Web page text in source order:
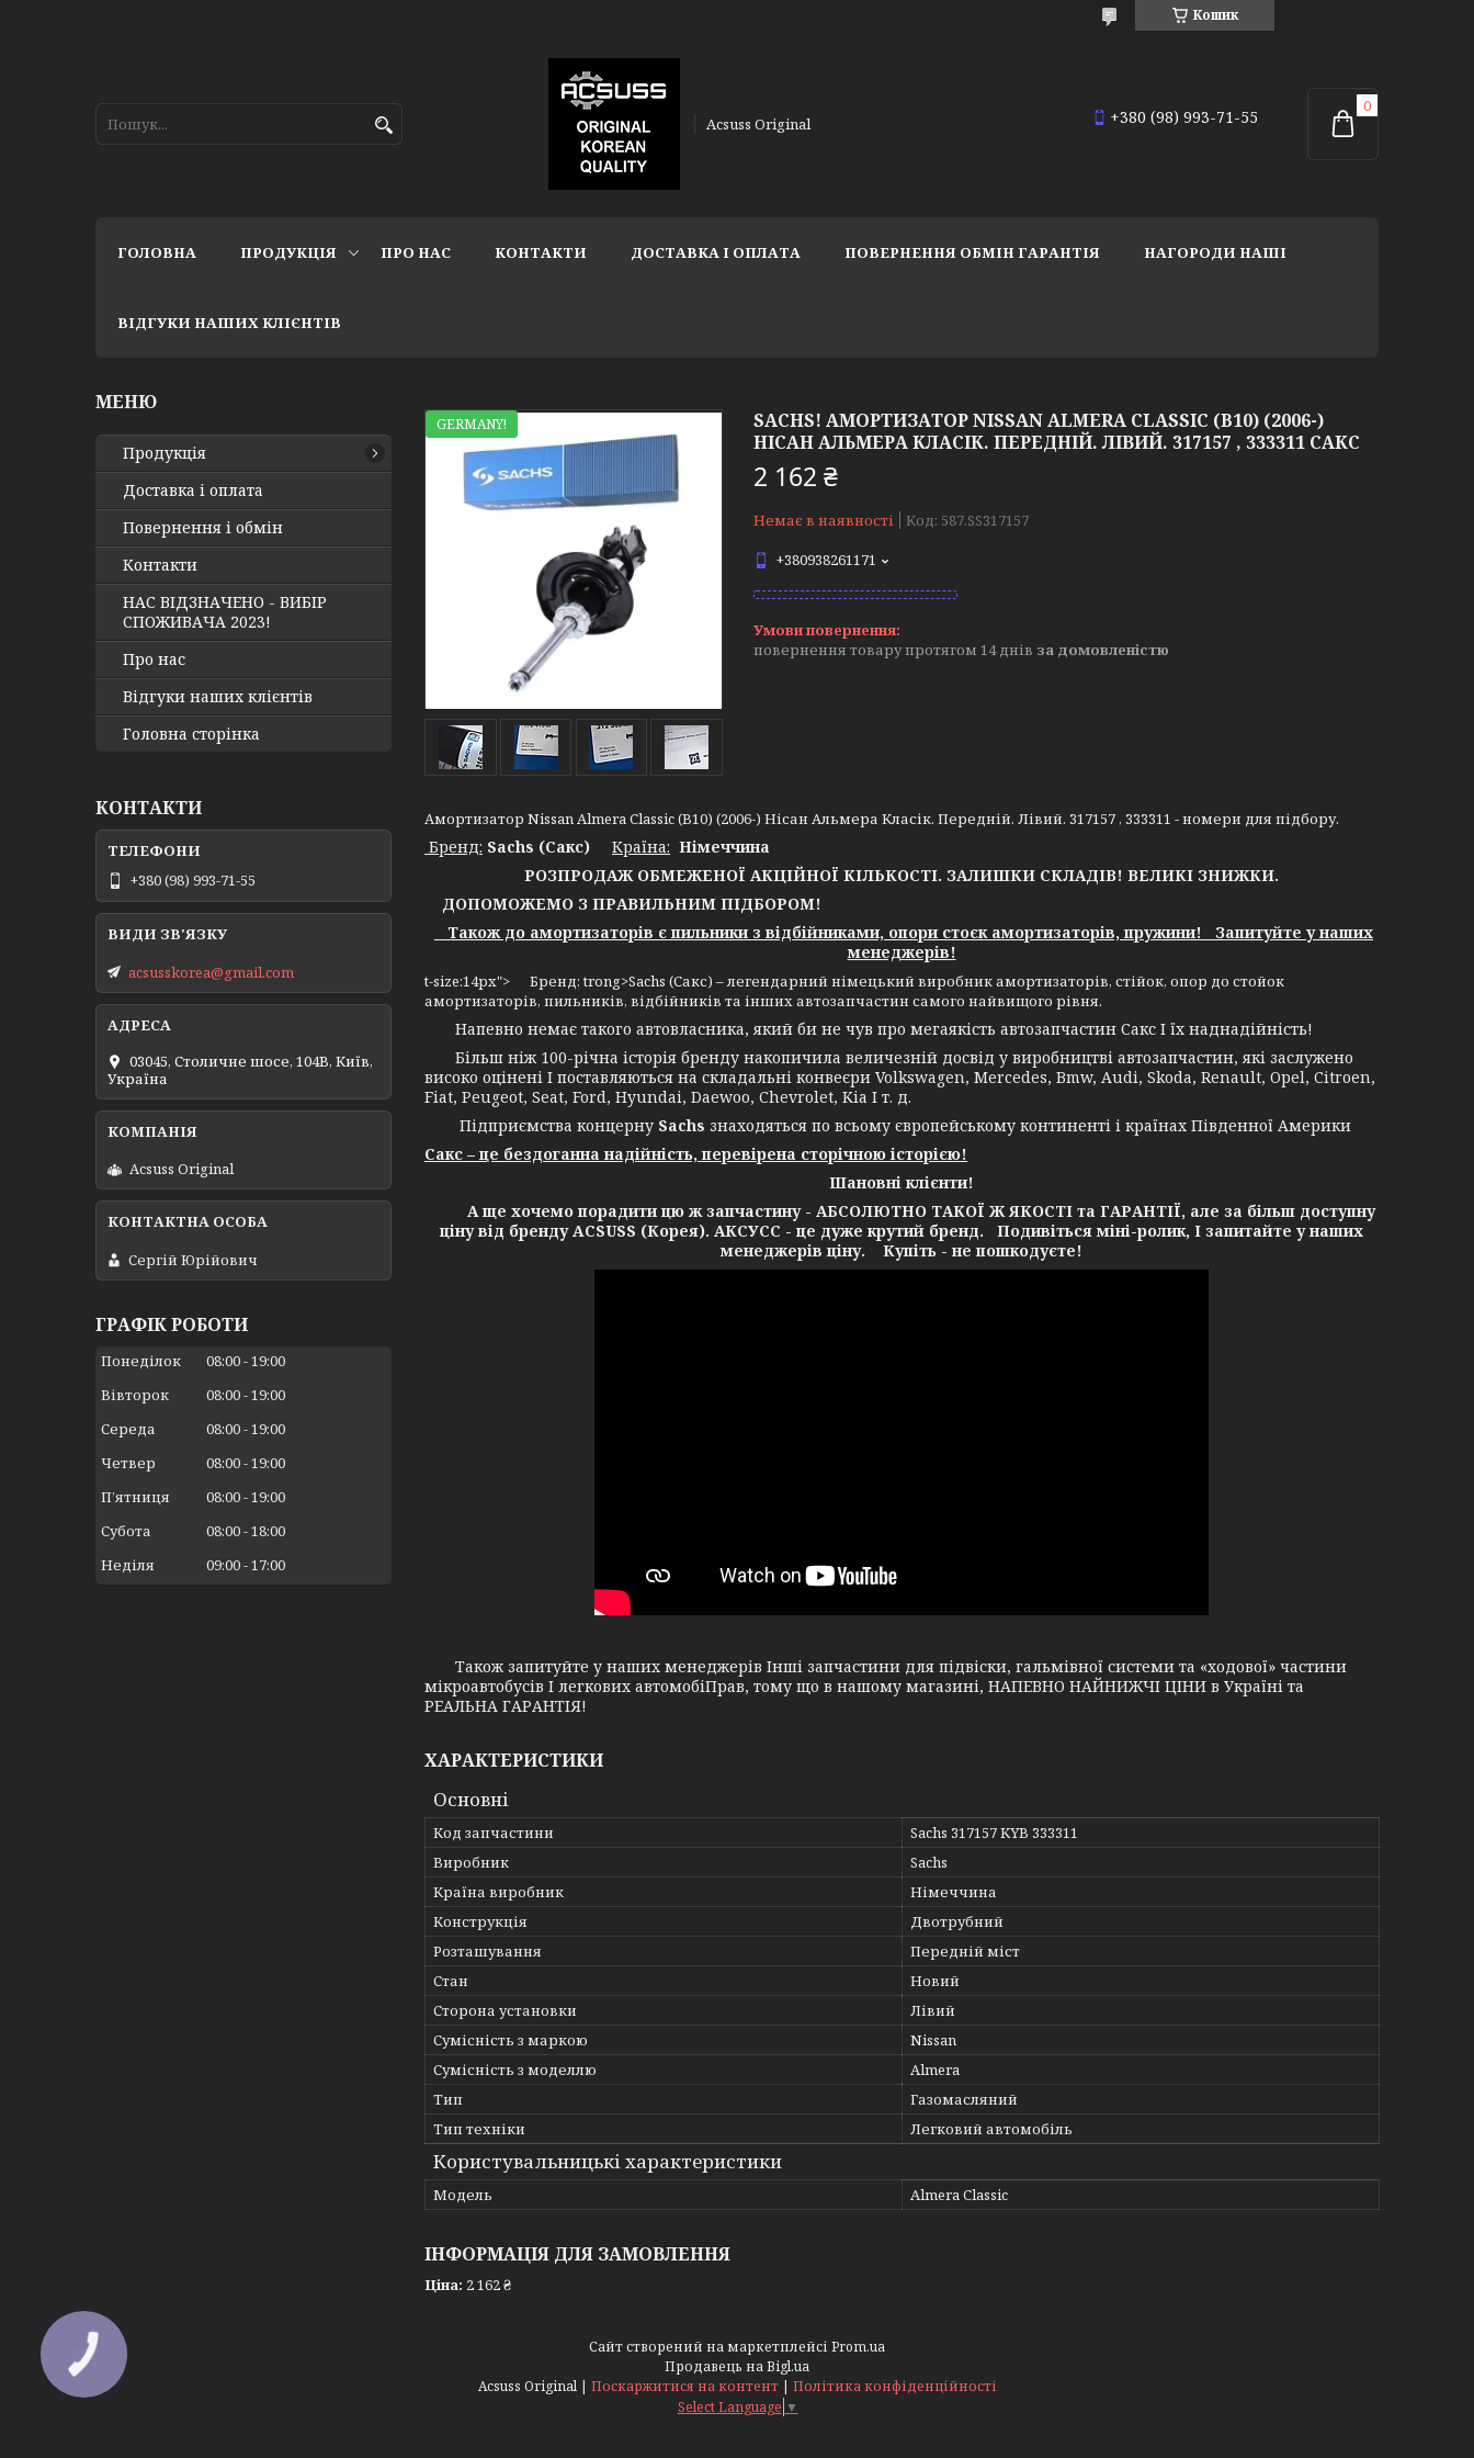
Кошик
Acsuss Original +380 (98) 993-71-55
ГОЛОВНА ПРОДУКЦІЯ ПРО НАС КОНТАКТИ ДОСТАВКА І ОПЛАТА ПОВЕРНЕННЯ ОБМІН ГАРАНТІЯ НАГОРОДИ НАШІ
ВІДГУКИ НАШИХ КЛІЄНТІВ
GERMANY!
SACHS! АМОРТИЗАТОР NISSAN ALMERA CLASSIC (B10) (2006-)
НІСАН АЛЬМЕРА КЛАСІК. ПЕРЕДНІЙ. ЛІВИЙ. 317157 , 333311 САКС
2 162 ₴
Немає в наявності Код: 587.SS317157
+380938261171
повернення товару протягом 14 днів за домовленістю
Амортизатор Nissan Almera Classic (B10) (2006-) Нісан Альмера Класік. Передній. Лівий. 317157 , 333311 - номери для підбору.
Бренд: Sachs (Сакс) Країна: Німеччина
РОЗПРОДАЖ ОБМЕЖЕНОЇ АКЦІЙНОЇ КІЛЬКОСТІ. ЗАЛИШКИ СКЛАДІВ! ВЕЛИКІ ЗНИЖКИ.
ДОПОМОЖЕМО З ПРАВИЛЬНИМ ПІДБОРОМ!
Також до амортизаторів є пильники з відбійниками, опори стоєк амортизаторів, пружини! Запитуйте у наших
менеджерів!
t-size:14px"> Бренд: trong>Sachs (Сакс) – легендарний німецький виробник амортизаторів, стійок, опор до стойок
амортизаторів, пильників, відбійників та інших автозапчастин самого найвищого рівня.
Напевно немає такого автовласника, який би не чув про мегаякість автозапчастин Сакс І їх наднадійність!
Більш ніж 100-річна історія бренду накопичила величезній досвід у виробництві автозапчастин, які заслужено
високо оцінені І поставляються на складальні конвеєри Volkswagen, Mercedes, Bmw, Audi, Skoda, Renault, Opel, Citroen,
Fiat, Peugeot, Seat, Ford, Hyundai, Daewoo, Chevrolet, Kia І т. д.
Підприємства концерну Sachs знаходяться по всьому європейському континенті і країнах Південної Америки
Сакс – це бездоганна надійність, перевірена сторічною історією!
Шановні клієнти!
А ще хочемо порадити цю ж запчастину - АБСОЛЮТНО ТАКОЇ Ж ЯКОСТІ та ГАРАНТІЇ, але за більш доступну
ціну від бренду ACSUSS (Корея). АКСУСС - це дуже крутий бренд. Подивіться міні-ролик, І запитайте у наших
менеджерів ціну. Купіть - не пошкодуєте!
Також запитуйте у наших менеджерів Інші запчастини для підвіски, гальмівної системи та «ходової» частини
мікроавтобусів І легкових автомобіПрав, тому що в нашому магазині, НАПЕВНО НАЙНИЖЧІ ЦІНИ в Україні та
РЕАЛЬНА ГАРАНТІЯ!
ХАРАКТЕРИСТИКИ
Основні
Код запчастини
Sachs 317157 KYB 333311
Виробник
Sachs
Країна виробник
Німеччина
Конструкція
Двотрубний
Розташування
Передній міст
Стан
Новий
Сторона установки
Лівий
Сумісність з маркою
Nissan
Сумісність з моделлю
Almera
Тип
Газомасляний
Тип техніки
Легковий автомобіль
Користувальницькі характеристики
Мoдель Almera Classic
ІНФОРМАЦІЯ ДЛЯ ЗАМОВЛЕННЯ
Ціна: 2 162 ₴
Продукція
Доставка і оплата
Повернення і обмін
Контакти
НАС ВІДЗНАЧЕНО - ВИБІР
СПОЖИВАЧА 2023!
Про нас
Відгуки наших клієнтів
Головна сторінка
КОНТАКТИ
+380 (98) 993-71-55
acsusskorea@gmail.com
03045, Столичне шосе, 104B, Київ,
Україна
Acsuss Original
Сергій Юрійович
ГРАФІК РОБОТИ
Понеділок 08:00 19:00
Вівторок
08:00 19:00
Середа
08:00 19:00
Четвер
08:00 19:00
Пʼятниця
08:00 19:00
Субота
08:00 18:00
Неділя
09:00 17:00
Сайт створений на маркетплейсі Prom.ua
Продавець на Bigl.ua
Acsuss Original | Поскаржитися на контент | Політика конфіденційності
Select Language ▼
КНОПКА
ЗВ'ЯЗКУ